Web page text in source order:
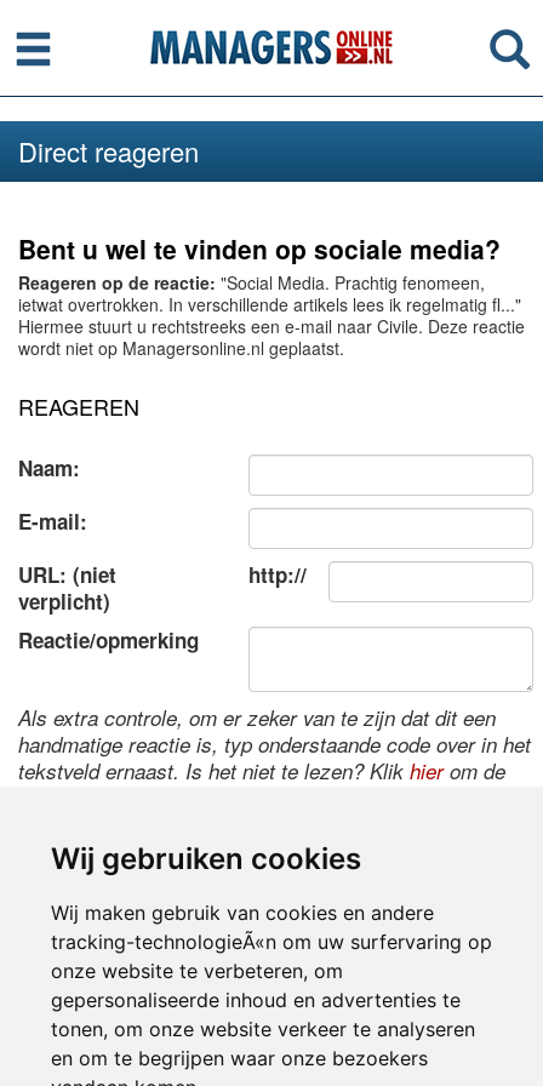
Wij gebruiken cookies
Wij maken gebruik van cookies en andere
tracking-technologieÃ«n om uw surfervaring op
onze website te verbeteren, om
gepersonaliseerde inhoud en advertenties te
tonen, om onze website verkeer te analyseren
en om te begrijpen waar onze bezoekers
Menu
Direct reageren
Bent u wel te vinden op sociale media?
Reageren op de reactie: "Social Media. Prachtig fenomeen,
ietwat overtrokken. In verschillende artikels lees ik regelmatig fl..."
Hiermee stuurt u rechtstreeks een e-mail naar Civile. Deze reactie
wordt niet op Managersonline.nl geplaatst.
REAGEREN
Naam:
E-mail:
URL: (niet
verplicht)
http://
Reactie/opmerking
Als extra controle, om er zeker van te zijn dat dit een
handmatige reactie is, typ onderstaande code over in het
tekstveld ernaast. Is het niet te lezen? Klik hierom de
Inloggen